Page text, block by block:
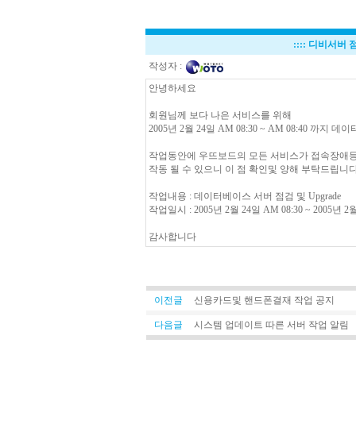
:::: 디비서버
작성자 :
안녕하세요
회원님께 보다 나은 서비스를 위해
2005년 2월 24일 AM 08:30 ~ AM 08:40 까지 데
작업동안에 우뜨보드의 모든 서비스가 접속장애
작동 될 수 있으니 이 점 확인및 양해 부탁드립니
작업내용 : 데이터베이스 서버 점검 및 Upgrade
작업일시 : 2005년 2월 24일 AM 08:30 ~ 2005년 2
감사합니다
이전글 신용카드및 핸드폰결재 작업 공지
다음글 시스템 업데이트 따른 서버 작업 알림